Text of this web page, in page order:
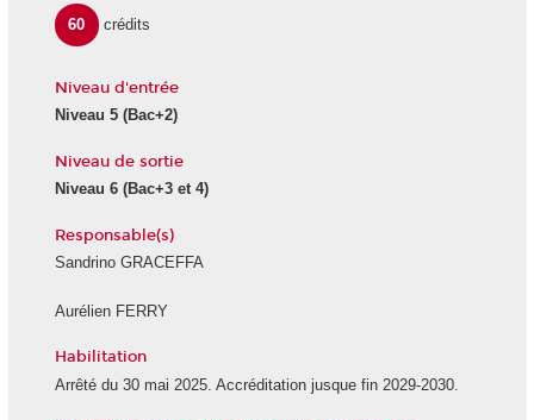
60 crédits
Niveau d'entrée
Niveau 5 (Bac+2)
Niveau de sortie
Niveau 6 (Bac+3 et 4)
Responsable(s)
Sandrino GRACEFFA
Aurélien FERRY
Habilitation
Arrêté du 30 mai 2025. Accréditation jusque fin 2029-2030.